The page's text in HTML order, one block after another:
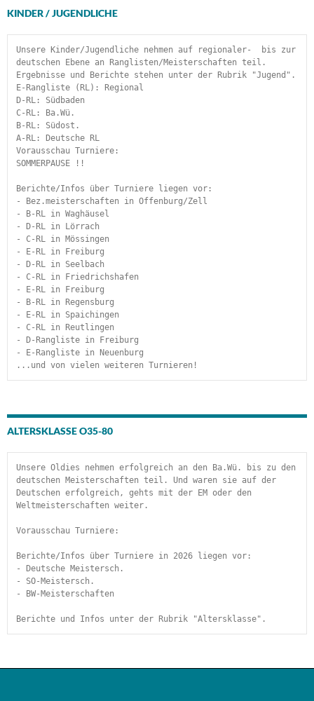
KINDER / JUGENDLICHE
Unsere Kinder/Jugendliche nehmen auf regionaler-  bis zur
deutschen Ebene an Ranglisten/Meisterschaften teil.
Ergebnisse und Berichte stehen unter der Rubrik "Jugend".
E-Rangliste (RL): Regional
D-RL: Südbaden
C-RL: Ba.Wü.
B-RL: Südost.
A-RL: Deutsche RL
Vorausschau Turniere:
SOMMERPAUSE !!
Berichte/Infos über Turniere liegen vor:
- Bez.meisterschaften in Offenburg/Zell
- B-RL in Waghäusel
- D-RL in Lörrach
- C-RL in Mössingen
- E-RL in Freiburg
- D-RL in Seelbach
- C-RL in Friedrichshafen
- E-RL in Freiburg
- B-RL in Regensburg
- E-RL in Spaichingen
- C-RL in Reutlingen
- D-Rangliste in Freiburg
- E-Rangliste in Neuenburg
...und von vielen weiteren Turnieren!
ALTERSKLASSE O35-80
Unsere Oldies nehmen erfolgreich an den Ba.Wü. bis zu den
deutschen Meisterschaften teil. Und waren sie auf der
Deutschen erfolgreich, gehts mit der EM oder den
Weltmeisterschaften weiter.
Vorausschau Turniere:
Berichte/Infos über Turniere in 2026 liegen vor:
- Deutsche Meistersch.
- SO-Meistersch.
- BW-Meisterschaften
Berichte und Infos unter der Rubrik "Altersklasse".